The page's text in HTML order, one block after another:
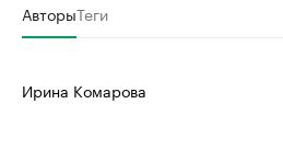
АвторыТеги
Ирина Комарова